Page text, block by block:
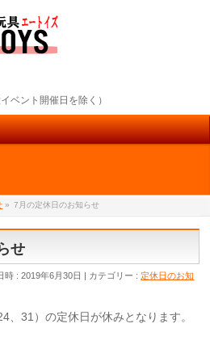
ベント開催日を除く）
» 7月の定休日のお知らせ
せ
時 : 2019年6月30日 カテゴリー :定休日のお知
、31）の定休日が休みとなります。